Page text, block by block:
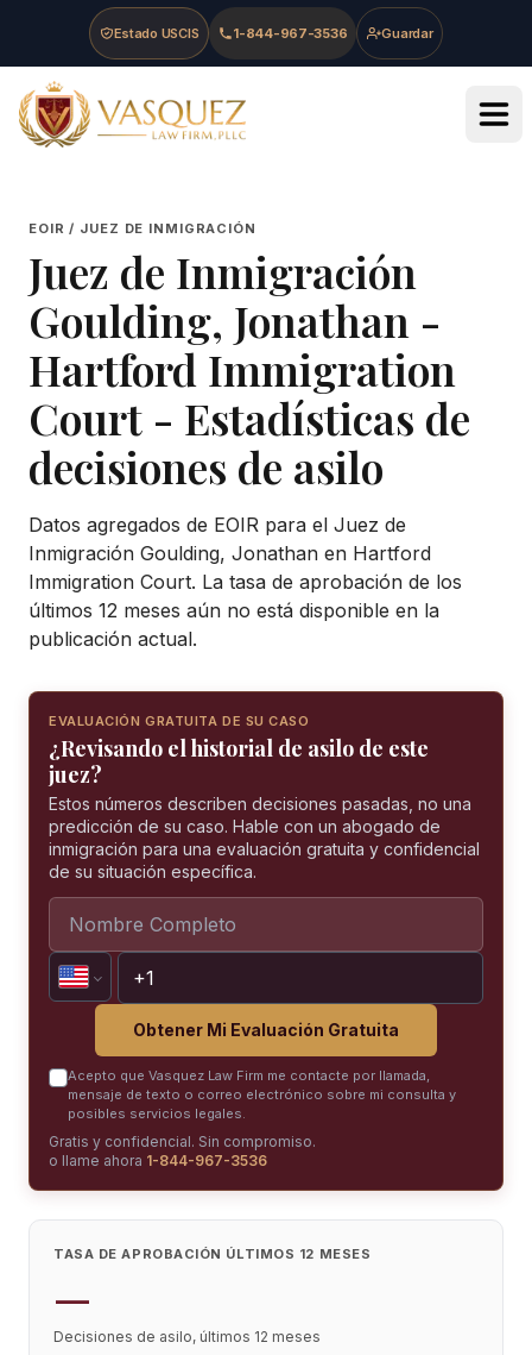
Skip to main content
Skip to navigation
Skip to footer
Estado USCIS 1-844-967-3536 Guardar
Vasquez Law Firm - Home
EOIR / JUEZ DE INMIGRACIÓN
Juez de Inmigración
Goulding, Jonathan -
Hartford Immigration
Court - Estadísticas de
decisiones de asilo
Datos agregados de EOIR para el Juez de
Inmigración Goulding, Jonathan en Hartford
Immigration Court. La tasa de aprobación de los
últimos 12 meses aún no está disponible en la
publicación actual.
EVALUACIÓN GRATUITA DE SU CASO
¿Revisando el historial de asilo de este
juez?
Estos números describen decisiones pasadas, no una
predicción de su caso. Hable con un abogado de
inmigración para una evaluación gratuita y confidencial
de su situación específica.
Obtener Mi Evaluación Gratuita
Acepto que Vasquez Law Firm me contacte por llamada,
mensaje de texto o correo electrónico sobre mi consulta y
posibles servicios legales.
Gratis y confidencial. Sin compromiso.
o llame ahora 1-844-967-3536
TASA DE APROBACIÓN ÚLTIMOS 12 MESES
—
Decisiones de asilo, últimos 12 meses